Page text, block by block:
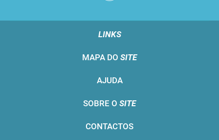
LINKS
MAPA DO SITE
AJUDA
SOBRE O SITE
CONTACTOS